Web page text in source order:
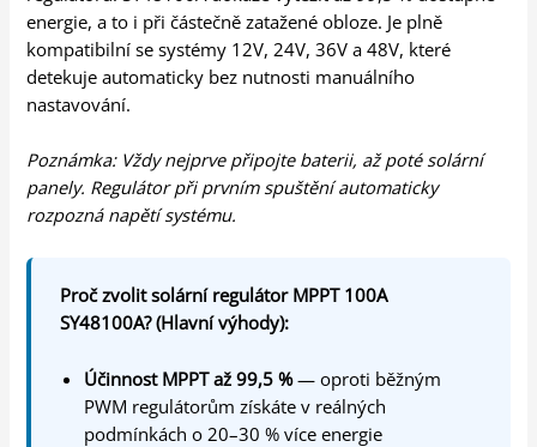
energie, a to i při částečně zatažené obloze. Je plně
kompatibilní se systémy 12V, 24V, 36V a 48V, které
detekuje automaticky bez nutnosti manuálního
nastavování.
Poznámka: Vždy nejprve připojte baterii, až poté solární
panely. Regulátor při prvním spuštění automaticky
rozpozná napětí systému.
Proč zvolit solární regulátor MPPT 100A
SY48100A? (Hlavní výhody):
Účinnost MPPT až 99,5 %— oproti běžným
PWM regulátorům získáte v reálných
podmínkách o 20–30 % více energie